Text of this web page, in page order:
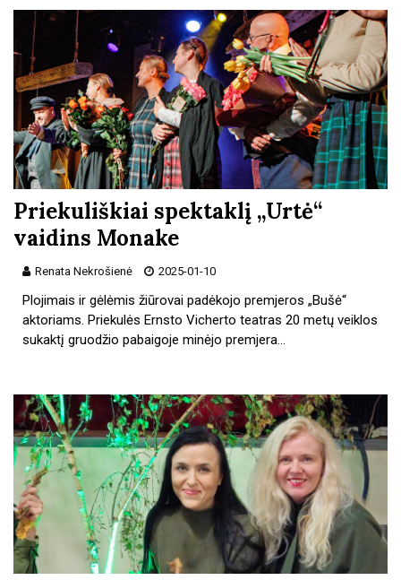
Priekuliškiai spektaklį „Urtė“
vaidins Monake
Renata Nekrošienė 2025-01-10
Plojimais ir gėlėmis žiūrovai padėkojo premjeros „Bušė“
aktoriams. Priekulės Ernsto Vicherto teatras 20 metų veiklos
sukaktį gruodžio pabaigoje minėjo premjera…